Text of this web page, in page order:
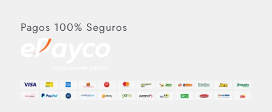
Pagos 100% Seguros